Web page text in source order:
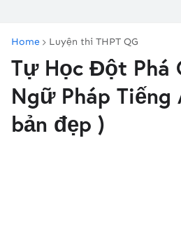
Home Luyện thi THPT QG
Tự Học Đột Phá
Ngữ Pháp Tiếng
bản đẹp )